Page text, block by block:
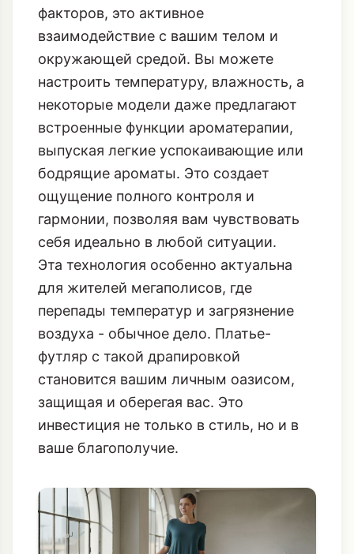
факторов, это активное
взаимодействие с вашим телом и
окружающей средой. Вы можете
настроить температуру, влажность, а
некоторые модели даже предлагают
встроенные функции ароматерапии,
выпуская легкие успокаивающие или
бодрящие ароматы. Это создает
ощущение полного контроля и
гармонии, позволяя вам чувствовать
себя идеально в любой ситуации.
Эта технология особенно актуальна
для жителей мегаполисов, где
перепады температур и загрязнение
воздуха - обычное дело. Платье-
футляр с такой драпировкой
становится вашим личным оазисом,
защищая и оберегая вас. Это
инвестиция не только в стиль, но и в
ваше благополучие.